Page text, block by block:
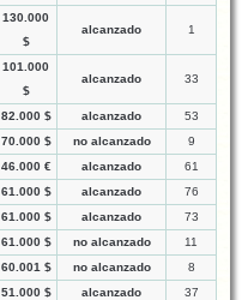
130.000
$
alcanzado 1
101.000
$
alcanzado 33
82.000 $ alcanzado
53
70.000 $ no alcanzado
9
46.000 € alcanzado
61
61.000 $ alcanzado
76
61.000 $ alcanzado
73
61.000 $ no alcanzado
11
60.001 $ no alcanzado
8
51.000 $ alcanzado
37